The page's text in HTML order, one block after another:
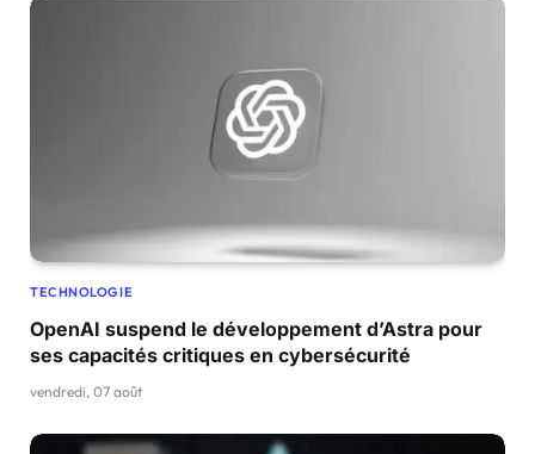
TECHNOLOGIE
OpenAI suspend le développement d’Astra pour
ses capacités critiques en cybersécurité
vendredi, 07 août